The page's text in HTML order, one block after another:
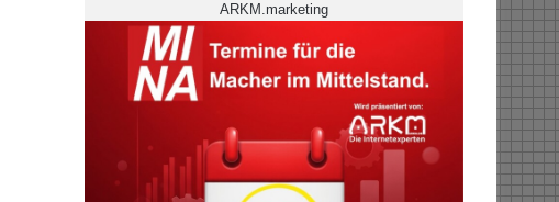
ARKM.marketing